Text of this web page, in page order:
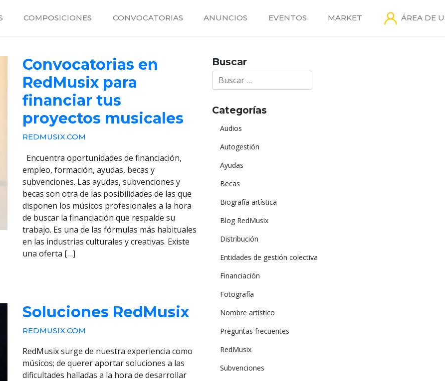
COMPOSICIONES CONVOCATORIAS ANUNCIOS EVENTOS MARKET ÁREA DE
Convocatorias en
RedMusix para
financiar tus
proyectos musicales
REDMUSIX.COM
Encuentra oportunidades de financiación,
empleo, formación, ayudas, becas y
subvenciones. Las ayudas, subvenciones y
becas son otra de las posibilidades de las que
disponen los músicos profesionales a la hora
de buscar la financiación que respalde su
trabajo. Es una de las fórmulas más habituales
en las industrias culturales y creativas. Existe
una oferta […]
Soluciones RedMusix
REDMUSIX.COM
RedMusix surge de nuestra experiencia como
músicos; de querer aportar soluciones a las
dificultades halladas a la hora de desarrollar
Buscar
Categorías
Audios
Autogestión
Ayudas
Becas
Biografía artística
Blog RedMusix
Distribución
Entidades de gestión colectiva
Financiación
Fotografía
Nombre artístico
Preguntas frecuentes
RedMusix
Subvenciones